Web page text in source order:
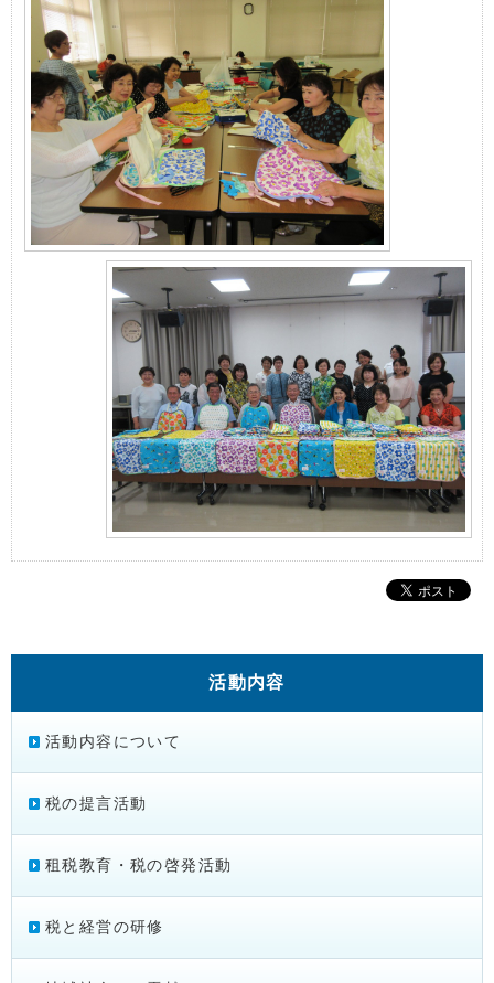
活動内容
活動内容について
税の提言活動
租税教育・税の啓発活動
税と経営の研修